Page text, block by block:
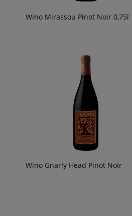
Wino Mirassou Pinot Noir 0,75l
Wino Gnarly Head Pinot Noir